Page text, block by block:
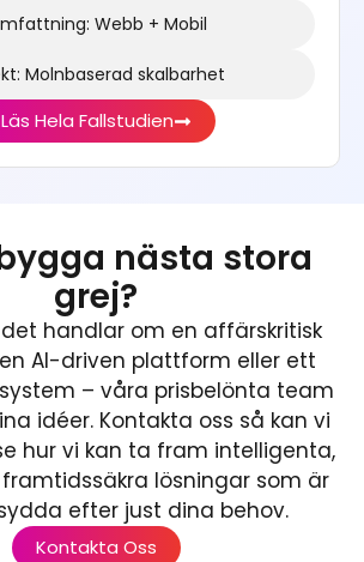
Webb + Mobil
Molnbaserad skalbarhet
Läs Hela Fallstudien
nästa stora
grej?
handlar om en affärskritisk
AI-driven plattform eller ett
– våra prisbelönta team
idéer. Kontakta oss så kan vi
hur vi kan ta fram intelligenta,
lösningar som är
efter just dina behov.
Kontakta Oss